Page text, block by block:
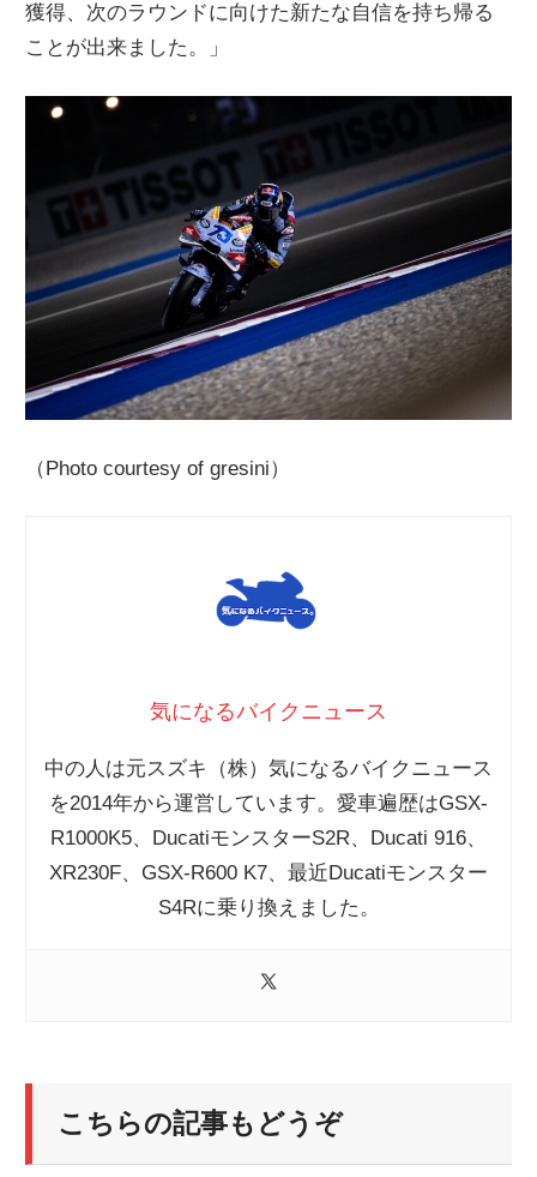
獲得、次のラウンドに向けた新たな自信を持ち帰る
ことが出来ました。」
（Photo courtesy of gresini）
気になるバイクニュース
中の人は元スズキ（株）気になるバイクニュース
を2014年から運営しています。愛車遍歴はGSX-
R1000K5、DucatiモンスターS2R、Ducati 916、
XR230F、GSX-R600 K7、最近Ducatiモンスター
S4Rに乗り換えました。
こちらの記事もどうぞ